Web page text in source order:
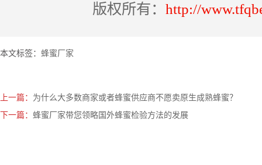
版权所有： http://
本文标签： 蜂蜜厂家
上一篇： 为什么大多数商家或者蜂蜜供应商不愿卖原生成熟蜂蜜？
下一篇： 蜂蜜厂家带您领略国外蜂蜜检验方法的发展